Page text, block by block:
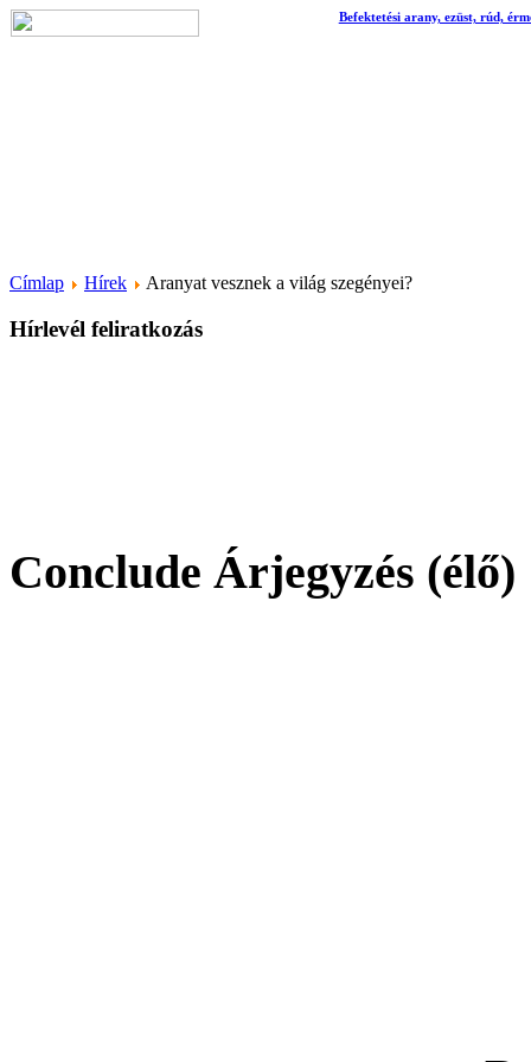
Befektetési arany, ezüst, rúd,
Címlap Hírek Aranyat vesznek a világ szegényei?
Hírlevél feliratkozás
Conclude Árjegyzés (élő)